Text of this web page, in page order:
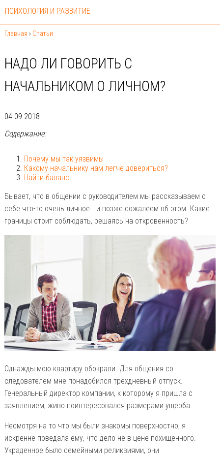
ПСИХОЛОГИЯ И РАЗВИТИЕ
Главная › Статьи
НАДО ЛИ ГОВОРИТЬ С
НАЧАЛЬНИКОМ О ЛИЧНОМ?
04.09.2018
Содержание:
Почему мы так уязвимы
Какому начальнику нам легче довериться?
Найти баланс
Бывает, что в общении с руководителем мы рассказываем о
себе что-то очень личное… и позже сожалеем об этом. Какие
границы стоит соблюдать, решаясь на откровенность?
Однажды мою квартиру обокрали. Для общения со
следователем мне понадобился трехдневный отпуск.
Генеральный директор компании, к которому я пришла с
заявлением, живо поинтересовался размерами ущерба.
Несмотря на то что мы были знакомы поверхностно, я
искренне поведала ему, что дело не в цене похищенного.
Украденное было семейными реликвиями, они